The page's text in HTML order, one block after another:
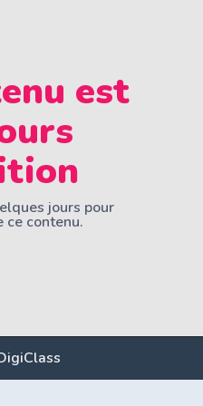
est
jours pour
ce contenu.